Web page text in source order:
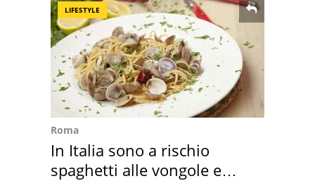
LIFESTYLE
Roma
In Italia sono a rischio
spaghetti alle vongole e